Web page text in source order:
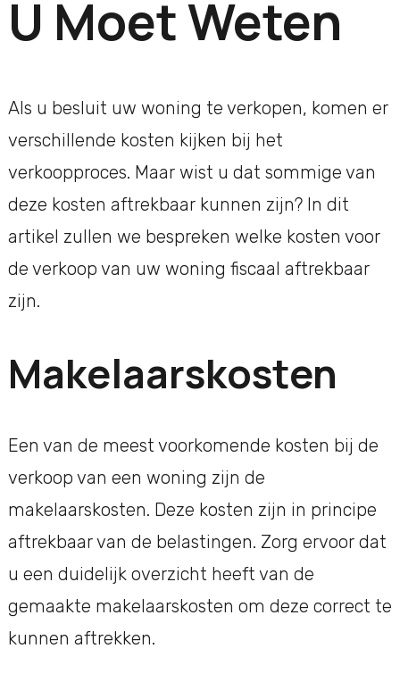
U Moet Weten
Als u besluit uw woning te verkopen, komen er
verschillende kosten kijken bij het
verkoopproces. Maar wist u dat sommige van
deze kosten aftrekbaar kunnen zijn? In dit
artikel zullen we bespreken welke kosten voor
de verkoop van uw woning fiscaal aftrekbaar
zijn.
Makelaarskosten
Een van de meest voorkomende kosten bij de
verkoop van een woning zijn de
makelaarskosten. Deze kosten zijn in principe
aftrekbaar van de belastingen. Zorg ervoor dat
u een duidelijk overzicht heeft van de
gemaakte makelaarskosten om deze correct te
kunnen aftrekken.